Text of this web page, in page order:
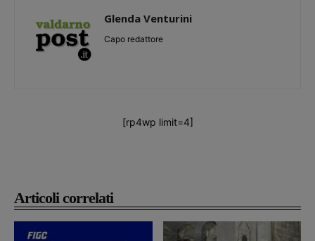
Articoli correlati
Glenda Venturini
Capo redattore
[rp4wp limit=4]